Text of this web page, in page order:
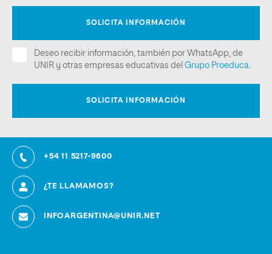
+54 11 5217-9600
¿TE LLAMAMOS?
INFOARGENTINA@UNIR.NET